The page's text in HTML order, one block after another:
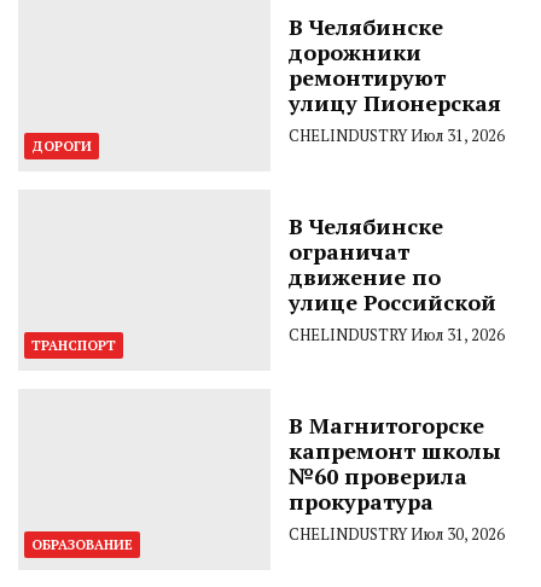
ДОРОГИ
В Челябинске
дорожники
ремонтируют
улицу Пионерская
CHELINDUSTRYИюл 31, 2026
ТРАНСПОРТ
В Челябинске
ограничат
движение по
улице Российской
CHELINDUSTRYИюл 31, 2026
ОБРАЗОВАНИЕ
В Магнитогорске
капремонт школы
№60 проверила
прокуратура
CHELINDUSTRYИюл 30, 2026